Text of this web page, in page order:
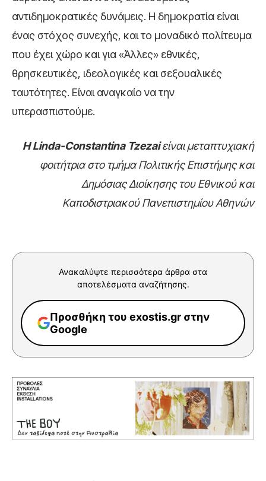
αντιδημοκρατικές δυνάμεις. Η δημοκρατία είναι
ένας στόχος συνεχής, και το μοναδικό πολίτευμα
που έχει χώρο και για «Άλλες» εθνικές,
θρησκευτικές, ιδεολογικές και σεξουαλικές
ταυτότητες. Είναι αναγκαίο να την
υπερασπιστούμε.
H Linda-Constantina Tzezaiείναι μεταπτυχιακή
φοιτήτρια στο τμήμα Πολιτικής Επιστήμης και
Δημόσιας Διοίκησηςτου Eθνικού και
Kαποδιστριακού Πανεπιστημίου Aθηνών
Ανακαλύψτε περισσότερα άρθρα στα
αποτελέσματα αναζήτησης.
Προσθήκη του exostis.gr στην
Google